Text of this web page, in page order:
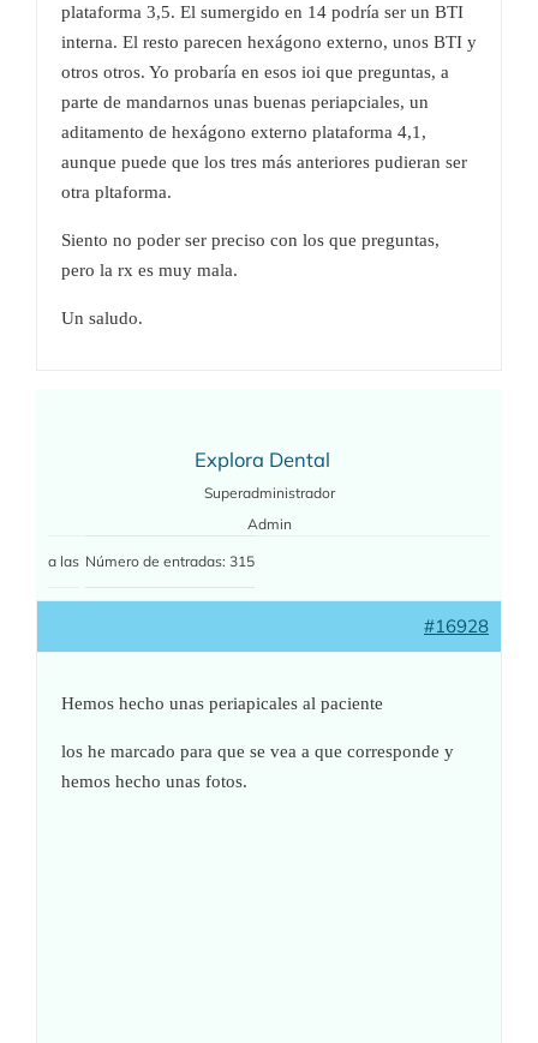
plataforma 3,5. El sumergido en 14 podría ser un BTI
interna. El resto parecen hexágono externo, unos BTI y
otros otros. Yo probaría en esos ioi que preguntas, a
parte de mandarnos unas buenas periapciales, un
aditamento de hexágono externo plataforma 4,1,
aunque puede que los tres más anteriores pudieran ser
otra pltaforma.
Siento no poder ser preciso con los que preguntas,
pero la rx es muy mala.
Un saludo.
Explora Dental
Superadministrador
Admin
a las Número de entradas: 315
#16928
Hemos hecho unas periapicales al paciente
los he marcado para que se vea a que corresponde y
hemos hecho unas fotos.